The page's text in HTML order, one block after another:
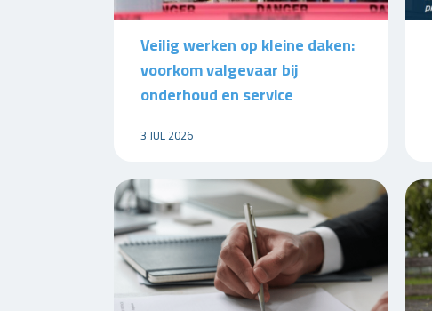
Veilig werken op kleine daken:
voorkom valgevaar bij
onderhoud en service
3 JUL 2026